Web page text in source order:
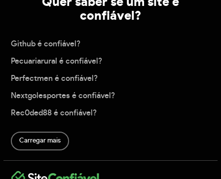
confiável?
Github é confiável?
Pecuariarural é confiável?
Perfectmen é confiável?
Nextgolesportes é confiável?
Rec0ded88 é confiável?
Carregar mais